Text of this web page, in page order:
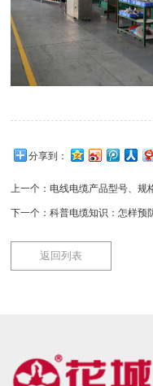
分享到：
上一个： 电线电缆产品型号、规
下一个：科普电缆知识：怎样预
返回列表